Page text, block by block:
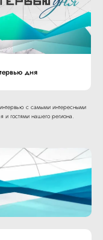
дня
с самыми интересными
и гостями нашего региона.